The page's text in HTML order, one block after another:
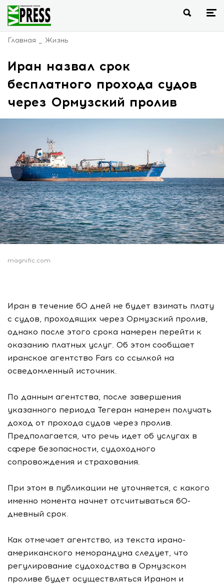
Главная Жизнь
Иран назвал срок
бесплатного прохода судов
через Ормузский пролив
magnific.com
Иран в течение 60 дней не будет взимать плату
с судов, проходящих через Ормузский пролив,
однако после этого срока намерен перейти к
оказанию платных услуг. Об этом сообщает
иранское агентство Fars со ссылкой на
осведомленный источник.
По данным агентства, после завершения
указанного периода Тегеран намерен получать
доход от прохода судов через пролив.
Предполагается, что речь идет об услугах в
сфере безопасности, судоходного
сопровождения и страхования.
При этом в публикации не уточняется, с какого
именно момента начнет отсчитываться 60-
дневный срок.
Как отмечает агентство, из текста ирано-
американского меморандума следует, что
регулирование судоходства в Ормузском
проливе будет осуществляться Ираном и